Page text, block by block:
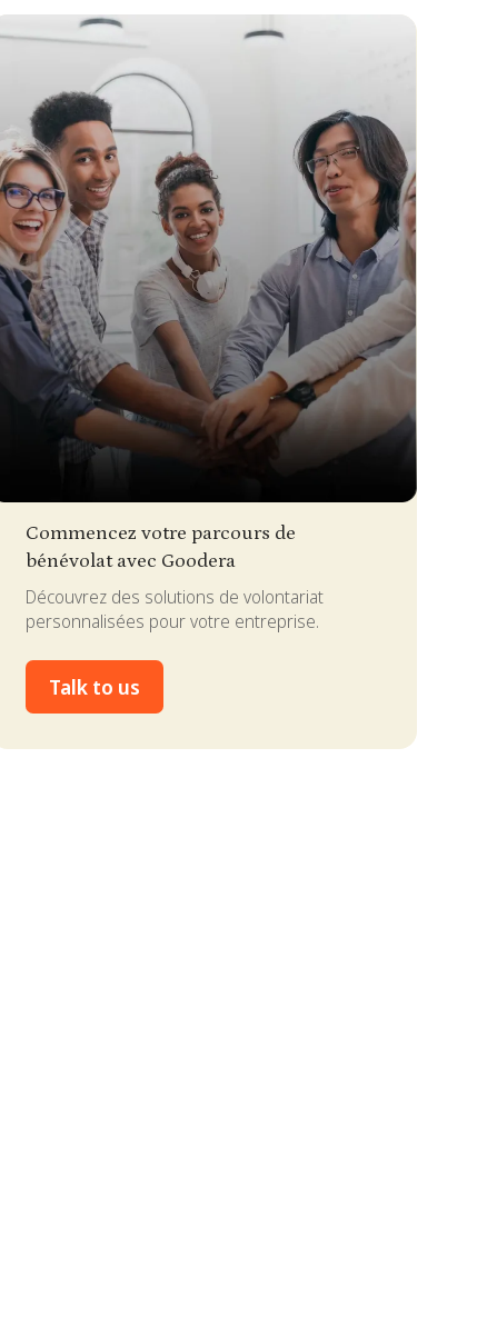
Commencez votre parcours de
bénévolat avec Goodera
Découvrez des solutions de volontariat
personnalisées pour votre entreprise.
Talk to us